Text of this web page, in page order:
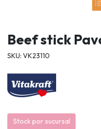
Beef stick
SKU: VK23110
Stock por sucursal